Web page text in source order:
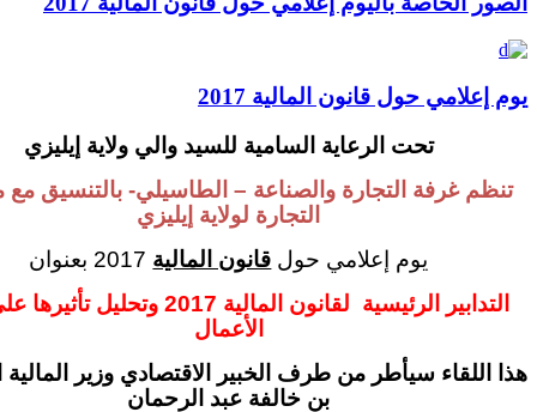
حول قانون المالية 2017
تحت الرعاية السامية للسيد والي ولاية إيليزي
التجارة والصناعة – الطاسيلي- بالتنسيق مع مديرية
التجارة لولاية إيليزي
يوم إعلامي حولقانون المالية2017 بعنوان
التدابير الرئيسية لقانون المالية 2017 وتحليل تأثيرها على بيئة
سيأطر من طرف الخبير الاقتصادي وزير المالية السابق
بن خالفة عبد الرحمان